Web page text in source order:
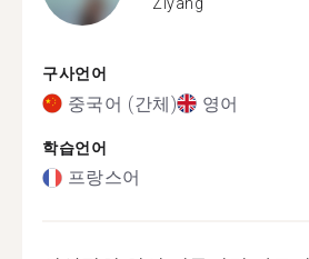
구사언어
중국어 (간체) 영어
학습언어
프랑스어